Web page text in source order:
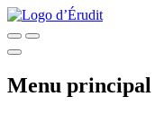
Menu principal